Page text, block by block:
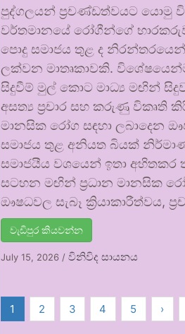
පුද්ගලයන් ප්‍රචණ්ඩත්වයට යොමු
වර්තමානයේ රෝගීන්ගේ
පොදු සමාජය තුළ ද
ලක්වන මාතෘකාවකි.
සිදුවීම් මුල් කොට මාධ්‍ය මඟින්
අසත්‍ය ප්‍රචාර සහ කරුණු විකෘති
මානසික රෝග සඳහා ලබාදෙන
සමාජය තුළ අනියත බියක්
සමාජයීය වශයෙන් ඉතා අහිතකර
සටහන මඟින් ප්‍රධාන මානසික
ඖෂධවල සැබෑ ක්‍රියාකාරීත්වය,
වැඩිපුර කියවන්න
July 15, 2026 /විනිවිද සායනය
1 2 3 4 5 ›